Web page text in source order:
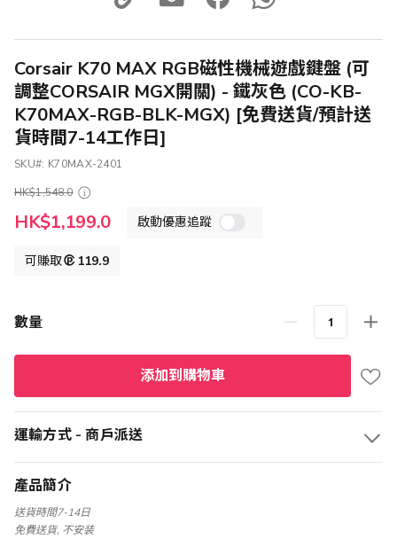
Corsair K70 MAX RGB磁性機械遊戲鍵盤 (可
調整CORSAIR MGX開關) - 鐵灰色 (CO-KB-
K70MAX-RGB-BLK-MGX) [免費送貨/預計送
貨時間7-14工作日]
SKU
K70MAX-2401
HK$1,548.0
特
殊
HK$1,199.0 啟動優惠追蹤
可賺取 119.9
數量
添加到購物車
運輸方式 - 商戶派送
產品簡介
送貨時間7-14日
免費送貨, 不安装